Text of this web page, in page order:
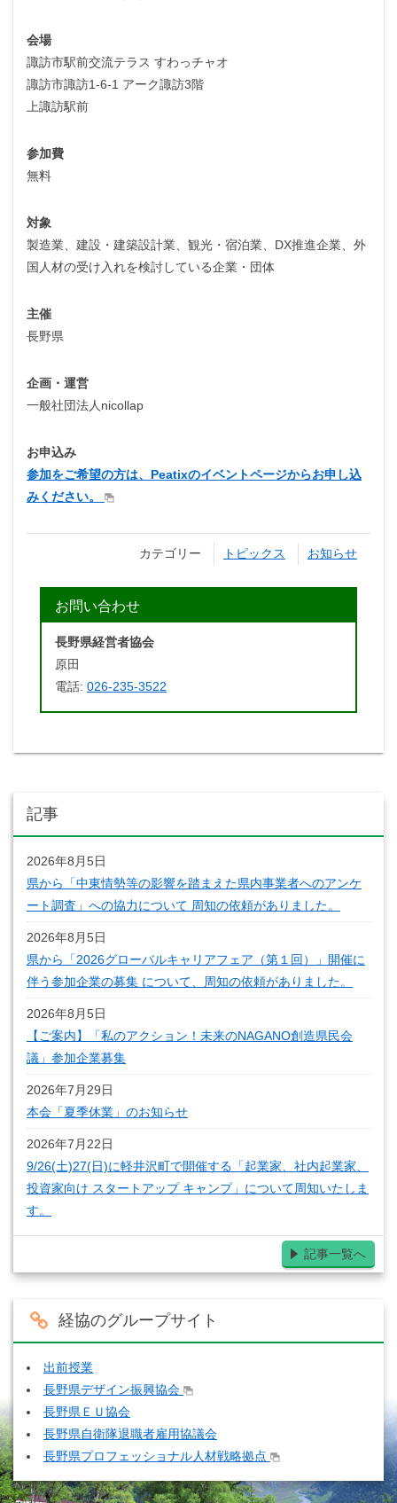
会場
諏訪市駅前交流テラス すわっチャオ
諏訪市諏訪1-6-1 アーク諏訪3階
上諏訪駅前
参加費
無料
対象
製造業、建設・建築設計業、観光・宿泊業、DX推進企業、外
国人材の受け入れを検討している企業・団体
主催
長野県
企画・運営
一般社団法人nicollap
お申込み
参加をご希望の方は、Peatixのイベントページからお申し込
みください。
カテゴリー トピックス お知らせ
お問い合わせ
長野県経営者協会
原田
電話: 026-235-3522
記事
2026年8月5日
県から「中東情勢等の影響を踏まえた県内事業者へのアンケ
ート調査」への協力について 周知の依頼がありました。
2026年8月5日
県から「2026グローバルキャリアフェア（第１回）」開催に
伴う参加企業の募集 について、周知の依頼がありました。
2026年8月5日
【ご案内】「私のアクション！未来のNAGANO創造県民会
議」参加企業募集
2026年7月29日
本会「夏季休業」のお知らせ
2026年7月22日
9/26(土)27(日)に軽井沢町で開催する「起業家、社内起業家、
投資家向け スタートアップ キャンプ」について周知いたしま
す。
記事一覧へ
経協のグループサイト
出前授業
長野県デザイン振興協会
長野県ＥＵ協会
長野県自衛隊退職者雇用協議会
長野県プロフェッショナル人材戦略拠点